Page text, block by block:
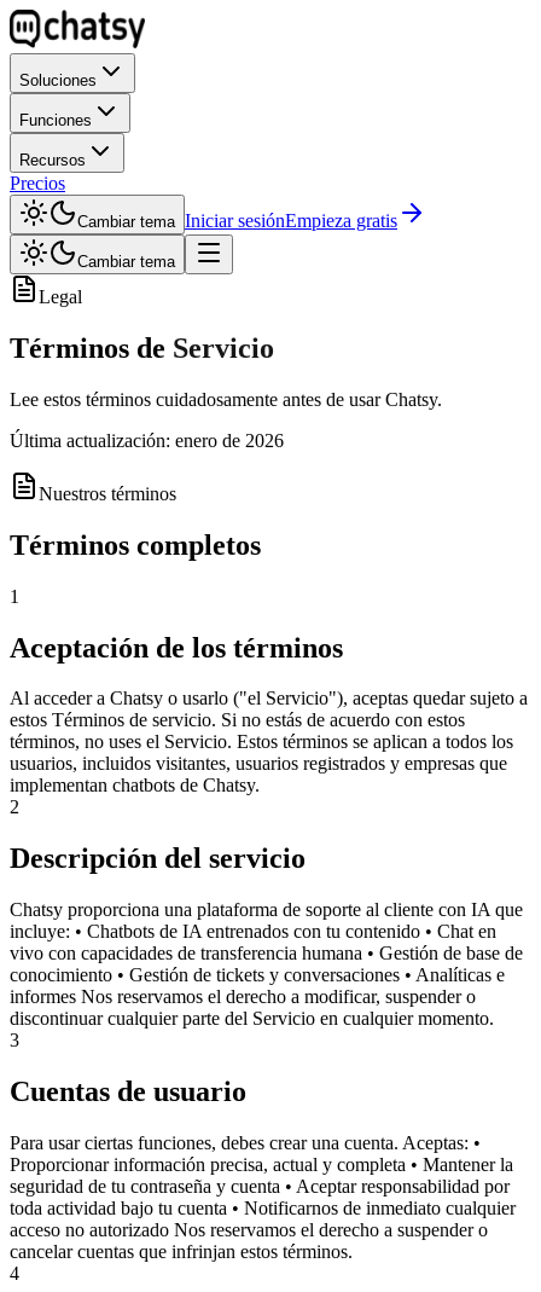
Soluciones
Funciones
Recursos
Precios
Cambiar tema Iniciar sesiónEmpieza gratis
Cambiar tema
Legal
Términos de Servicio
Lee estos términos cuidadosamente antes de usar Chatsy.
Última actualización: enero de 2026
Nuestros términos
Términos completos
1
Aceptación de los términos
Al acceder a Chatsy o usarlo ("el Servicio"), aceptas quedar sujeto a
estos Términos de servicio. Si no estás de acuerdo con estos
términos, no uses el Servicio. Estos términos se aplican a todos los
usuarios, incluidos visitantes, usuarios registrados y empresas que
implementan chatbots de Chatsy.
2
Descripción del servicio
Chatsy proporciona una plataforma de soporte al cliente con IA que
incluye: • Chatbots de IA entrenados con tu contenido • Chat en
vivo con capacidades de transferencia humana • Gestión de base de
conocimiento • Gestión de tickets y conversaciones • Analíticas e
informes Nos reservamos el derecho a modificar, suspender o
discontinuar cualquier parte del Servicio en cualquier momento.
3
Cuentas de usuario
Para usar ciertas funciones, debes crear una cuenta. Aceptas: •
Proporcionar información precisa, actual y completa • Mantener la
seguridad de tu contraseña y cuenta • Aceptar responsabilidad por
toda actividad bajo tu cuenta • Notificarnos de inmediato cualquier
acceso no autorizado Nos reservamos el derecho a suspender o
cancelar cuentas que infrinjan estos términos.
4